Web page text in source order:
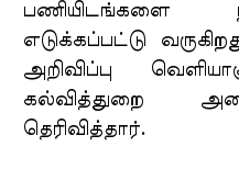
பணியிடங்களை
எடுக்கப்பட்டு
அறிவிப்பு
கல்வித்துறை
தெரிவித்தார்.